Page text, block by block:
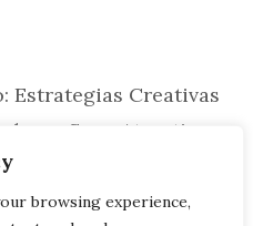
browsing experience,
Estrategias Creativas
Sean Atractivas
a Niños con